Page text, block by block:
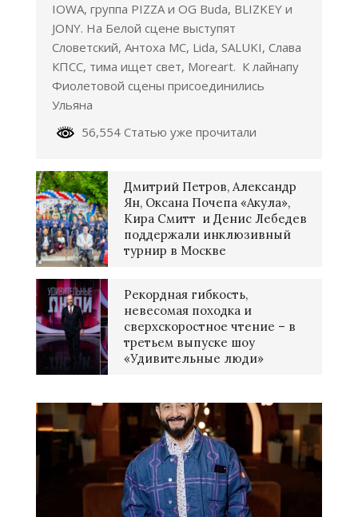
IOWA, группа PIZZA и OG Buda, BLIZKEY и
JONY. На Белой сцене выступят
Словетский, Антоха МС, Lida, SALUKI, Слава
КПСС, тима ищет свет, Moreart. К лайнапу
Фиолетовой сцены присоединились
Ульяна
56,554 Статью уже прочитали
Дмитрий Петров, Александр
Ян, Оксана Почепа «Акула»,
Кира Смитт и Денис Лебедев
поддержали инклюзивный
турнир в Москве
Рекордная гибкость,
невесомая походка и
сверхскоростное чтение – в
третьем выпуске шоу
«Удивительные люди»